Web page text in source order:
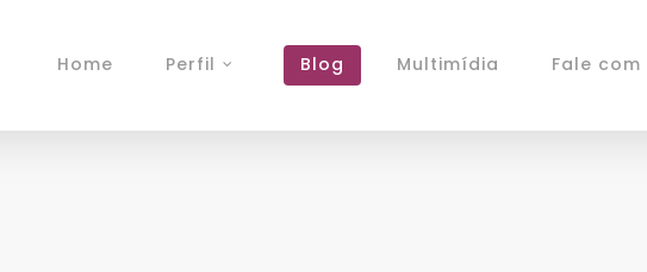
Home Perfil Blog Multimídia Fale com